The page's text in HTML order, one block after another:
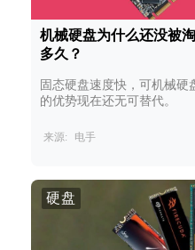
机械硬盘为什么还没被
多久？
固态硬盘速度快，可机械
的优势现在还无可替代。
来源: 电手
硬盘